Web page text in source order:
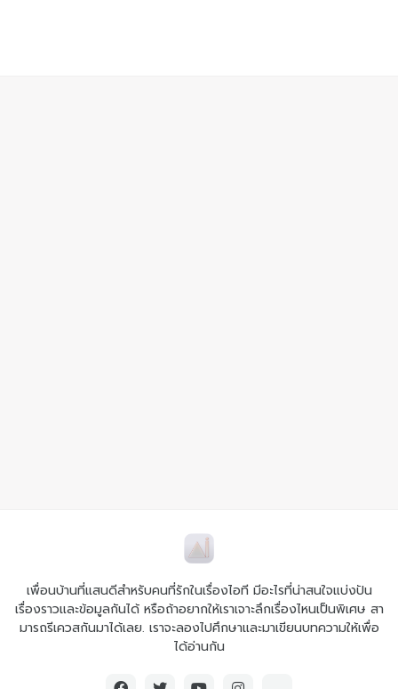
เพื่อนบ้านที่แสนดีสำหรับคนที่รักในเรื่องไอที มีอะไรที่น่าสนใจแบ่งปัน
เรื่องราวและข้อมูลกันได้ หรือถ้าอยากให้เราเจาะลึกเรื่องไหนเป็นพิเศษ สา
มารถรีเควสกันมาได้เลย. เราจะลองไปศึกษาและมาเขียนบทความให้เพื่อ
ได้อ่านกัน